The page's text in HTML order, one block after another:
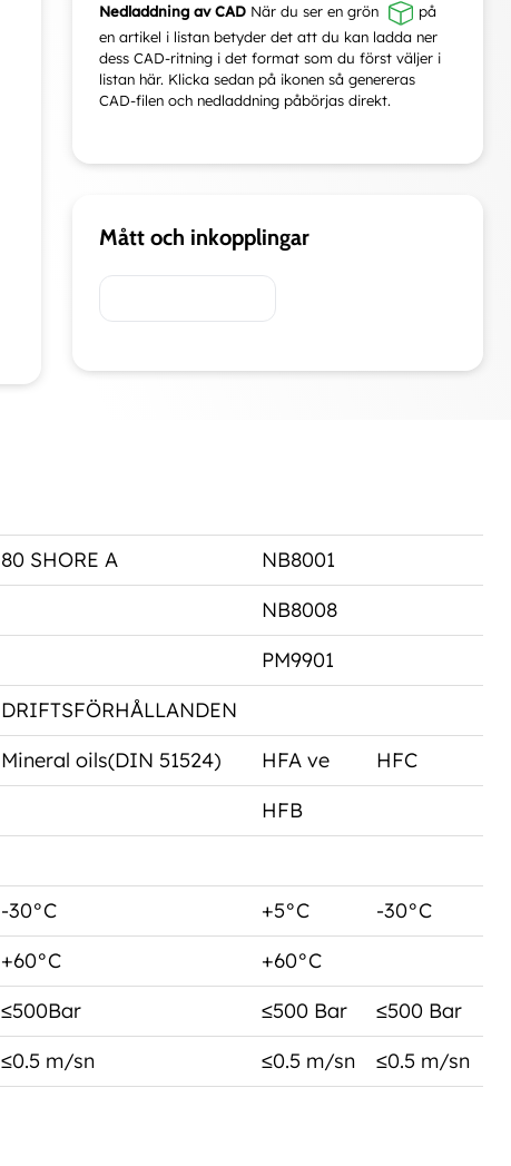
Nedladdning av CAD När du ser en grön
på
en artikel i listan betyder det att du kan ladda ner
dess CAD-ritning i det format som du först väljer i
listan här. Klicka sedan på ikonen så genereras
CAD-filen och nedladdning påbörjas direkt.
Mått och inkopplingar
80 SHORE A
NB8001
NB8008
PM9901
DRIFTSFÖRHÅLLANDEN
Mineral oils(DIN 51524) HFA ve
HFC
HFB
-30°C +5°C
-30°C
+60°C
+60°C
≤500Bar ≤500 Bar
≤500 Bar
≤0.5 m/sn ≤0.5 m/sn ≤0.5 m/sn